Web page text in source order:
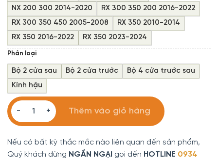
NX 200 300 2014-2020
RX 300 350 200 2016-2022
RX 300 350 450 2005-2008
RX 350 2010-2014
RX 350 2016-2022
RX 350 2023-2024
Phân loại
Bộ 2 cửa sau Bộ 2 cửa trước
Bộ 4 cửa trước sau
Kính hậu
Rèm Che Nắng Ô tô Lexus Bộ 6 Miếng Chống Tia UV, Chắn
Thêm vào giỏ hàng
Nếu có bất kỳ thắc mắc nào liên quan đến sản phẩm,
Quý khách đừng NGẦN NGẠI gọi đến HOTLINE 0934